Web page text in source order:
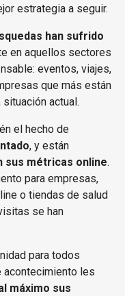
estrategia a seguir.
han sufrido
en aquellos sectores
eventos, viajes,
que más están
actual.
el hecho de
, y están
sus métricas online.
para empresas,
o tiendas de salud
se han
para todos
acontecimiento les
máximo sus